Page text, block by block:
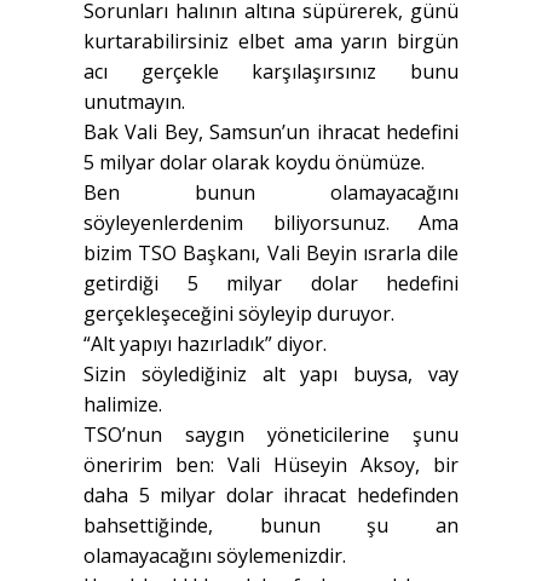
Sorunları halının altına süpürerek, günü
kurtarabilirsiniz elbet ama yarın birgün
acı gerçekle karşılaşırsınız bunu
unutmayın.
Bak Vali Bey, Samsun’un ihracat hedefini
5 milyar dolar olarak koydu önümüze.
Ben bunun olamayacağını
söyleyenlerdenim biliyorsunuz. Ama
bizim TSO Başkanı, Vali Beyin ısrarla dile
getirdiği 5 milyar dolar hedefini
gerçekleşeceğini söyleyip duruyor.
“Alt yapıyı hazırladık” diyor.
Sizin söylediğiniz alt yapı buysa, vay
halimize.
TSO’nun saygın yöneticilerine şunu
öneririm ben: Vali Hüseyin Aksoy, bir
daha 5 milyar dolar ihracat hedefinden
bahsettiğinde, bunun şu an
olamayacağını söylemenizdir.